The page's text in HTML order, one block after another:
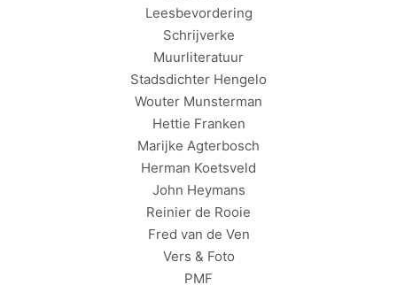
Leesbevordering
Schrijverke
Muurliteratuur
Stadsdichter Hengelo
Wouter Munsterman
Hettie Franken
Marijke Agterbosch
Herman Koetsveld
John Heymans
Reinier de Rooie
Fred van de Ven
Vers & Foto
PMF